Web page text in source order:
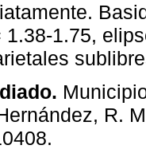
1.38-1.75,
R.